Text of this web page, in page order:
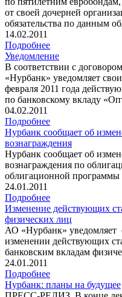
от своей дочерней
обязательства по данным
14.02.2011
Подробнее
Уведомление
В соответствии с
«Нурбанк» уведомляет
февраля 2011 года
по банковскому вкладу
04.02.2011
Подробнее
Нурбанк сообщает об
вознаграждения
Нурбанк сообщает об
вознаграждения по
облигационной программы
24.01.2011
Подробнее
Изменение действующих
физических лиц
АО «Нурбанк» уведомляет
изменении действующих
банковским вкладам
24.01.2011
Подробнее
Нурбанк: планы на будущее